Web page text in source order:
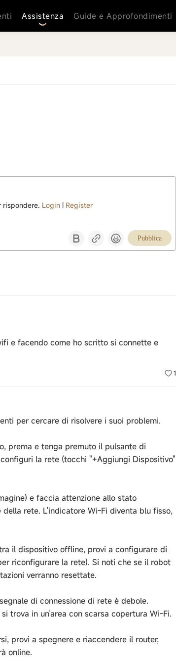
Assistenza Guide e Approfondimenti
rispondere. Login| Register
Pubblica
e facendo come ho scritto si connette e
1
per cercare di risolvere i suoi problemi.
prema e tenga premuto il pulsante di
la rete (tocchi "+Aggiungi Dispositivo"
e faccia attenzione allo stato
rete. L'indicatore Wi-Fi diventa blu fisso,
il dispositivo offline, provi a configurare di
riconfigurare la rete). Si noti che se il robot
verranno resettate.
di connessione di rete è debole.
trova in un’area con scarsa copertura Wi-Fi.
provi a spegnere e riaccendere il router,
online.